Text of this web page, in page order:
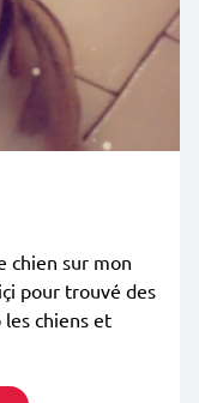
chien sur mon
pour trouvé des
chiens et